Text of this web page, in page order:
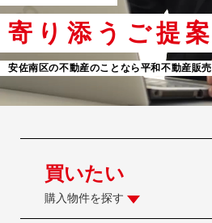
寄り添うご提案
安佐南区の不動産のことなら平和不動産販
買いたい
購入物件を探す